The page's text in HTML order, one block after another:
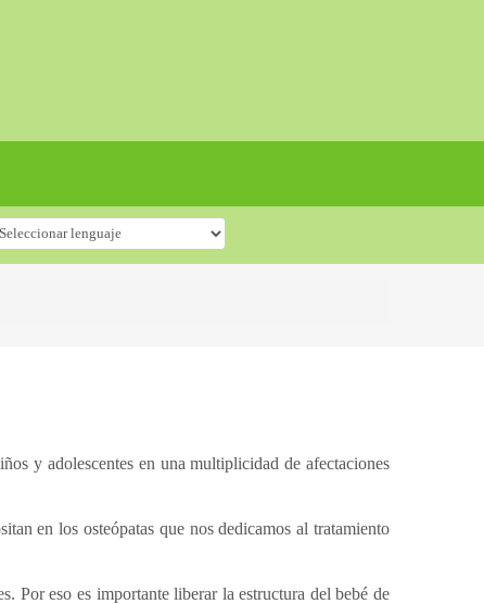
y adolescentes en una multiplicidad de afectaciones
en los osteópatas que nos dedicamos al tratamiento
Por eso es importante liberar la estructura del bebé de